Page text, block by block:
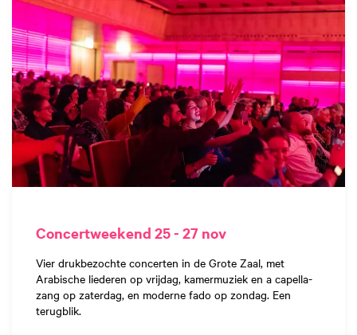
Concertweekend 25 - 27 nov
Vier drukbezochte concerten in de Grote Zaal, met
Arabische liederen op vrijdag, kamermuziek en a capella-
zang op zaterdag, en moderne fado op zondag. Een
terugblik.